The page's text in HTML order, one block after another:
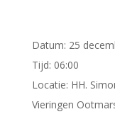
Datum: 25
Tijd: 06:00
Locatie: HH.
Vieringen